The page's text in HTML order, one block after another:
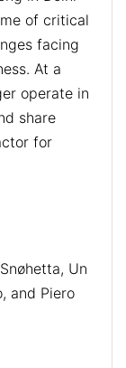
of critical
facing
At a
operate in
share
for
Un
and Piero